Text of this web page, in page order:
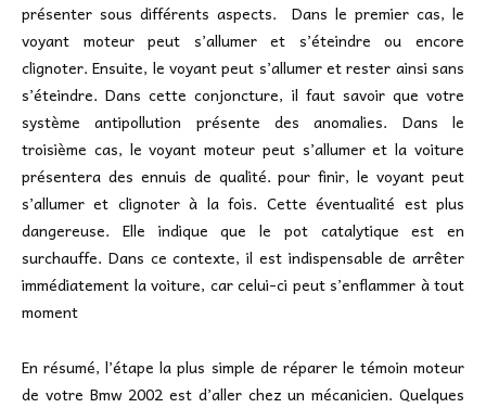
présenter sous différents aspects. Dans le premier cas, le
voyant moteur peut s’allumer et s’éteindre ou encore
clignoter. Ensuite, le voyant peut s’allumer et rester ainsi sans
s’éteindre. Dans cette conjoncture, il faut savoir que votre
système antipollution présente des anomalies. Dans le
troisième cas, le voyant moteur peut s’allumer et la voiture
présentera des ennuis de qualité. pour finir, le voyant peut
s’allumer et clignoter à la fois. Cette éventualité est plus
dangereuse. Elle indique que le pot catalytique est en
surchauffe. Dans ce contexte, il est indispensable de arrêter
immédiatement la voiture, car celui-ci peut s’enflammer à tout
moment
En résumé, l’étape la plus simple de réparer le témoin moteur
de votre Bmw 2002 est d’aller chez un mécanicien. Quelques